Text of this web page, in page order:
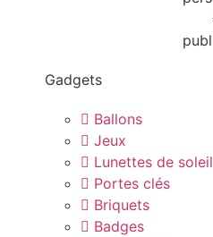
Gadgets
Ballons
Jeux
Lunettes de soleil
Portes clés
Briquets
Badges